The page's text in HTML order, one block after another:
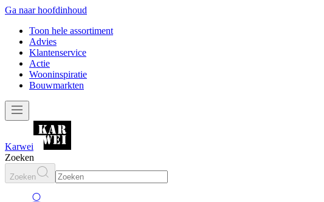
Ga naar hoofdinhoud
Toon hele assortiment
Advies
Klantenservice
Actie
Wooninspiratie
Bouwmarkten
Karwei
Zoeken
Zoeken